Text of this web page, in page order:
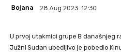
Bojana 28 Aug 2023. 12:30
U prvoj utakmici grupe B današnjeg
Južni Sudan ubedljivo je pobedio